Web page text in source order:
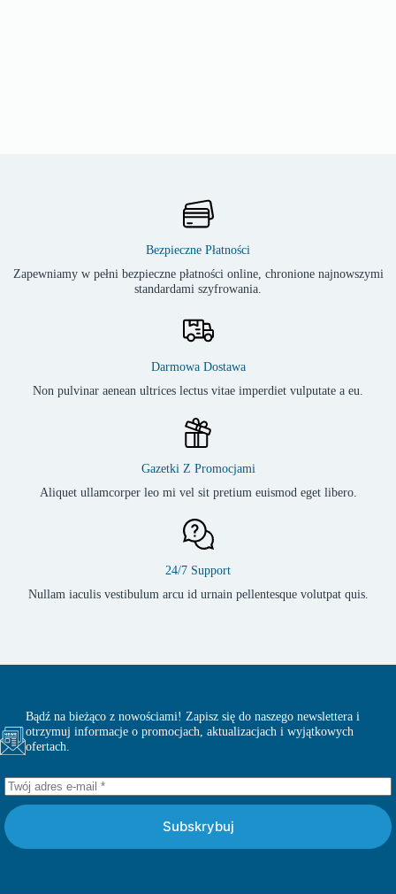
Bezpieczne Płatności
Zapewniamy w pełni bezpieczne płatności online, chronione najnowszymi
standardami szyfrowania.
Darmowa Dostawa
Non pulvinar aenean ultrices lectus vitae imperdiet vulputate a eu.
Gazetki Z Promocjami
Aliquet ullamcorper leo mi vel sit pretium euismod eget libero.
24/7 Support
Nullam iaculis vestibulum arcu id urnain pellentesque volutpat quis.
Bądź na bieżąco z nowościami! Zapisz się do naszego newslettera i
otrzymuj informacje o promocjach, aktualizacjach i wyjątkowych
ofertach.
Subskrybuj